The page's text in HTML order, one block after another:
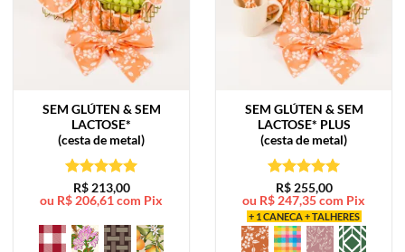
SEM GLÚTEN & SEM
LACTOSE*
(cesta de metal)
Avaliação5
de 5
R$213,00
ou R$206,61com Pix
SEM GLÚTEN & SEM
LACTOSE* PLUS
(cesta de metal)
Avaliação5
de 5
R$255,00
ou R$247,35com Pix
+ 1 CANECA + TALHERES